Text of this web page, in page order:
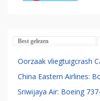
Best gelezen
Oorzaak vliegtuigcrash
China Eastern Airlines:
Sriwijaya Air: Boeing